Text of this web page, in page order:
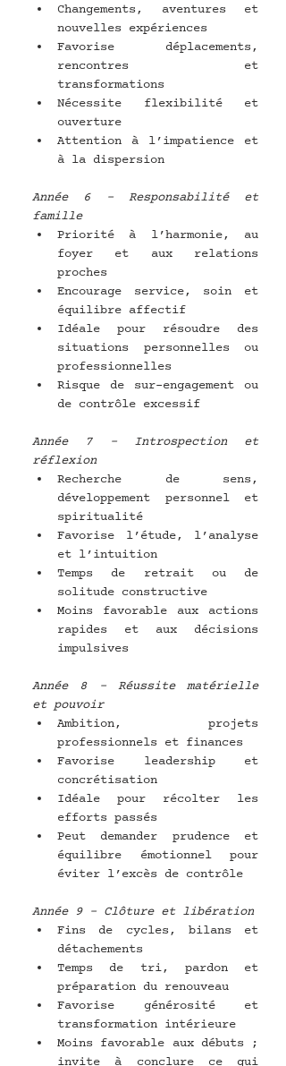
Changements, aventures et
nouvelles expériences
Favorise déplacements,
rencontres et
transformations
Nécessite flexibilité et
ouverture
Attention à l’impatience et
à la dispersion
Année 6 – Responsabilité et
famille
Priorité à l’harmonie, au
foyer et aux relations
proches
Encourage service, soin et
équilibre affectif
Idéale pour résoudre des
situations personnelles ou
professionnelles
Risque de sur-engagement ou
de contrôle excessif
Année 7 – Introspection et
réflexion
Recherche de sens,
développement personnel et
spiritualité
Favorise l’étude, l’analyse
et l’intuition
Temps de retrait ou de
solitude constructive
Moins favorable aux actions
rapides et aux décisions
impulsives
Année 8 – Réussite matérielle
et pouvoir
Ambition, projets
professionnels et finances
Favorise leadership et
concrétisation
Idéale pour récolter les
efforts passés
Peut demander prudence et
équilibre émotionnel pour
éviter l’excès de contrôle
Année 9 – Clôture et libération
Fins de cycles, bilans et
détachements
Temps de tri, pardon et
préparation du renouveau
Favorise générosité et
transformation intérieure
Moins favorable aux débuts ;
invite à conclure ce qui